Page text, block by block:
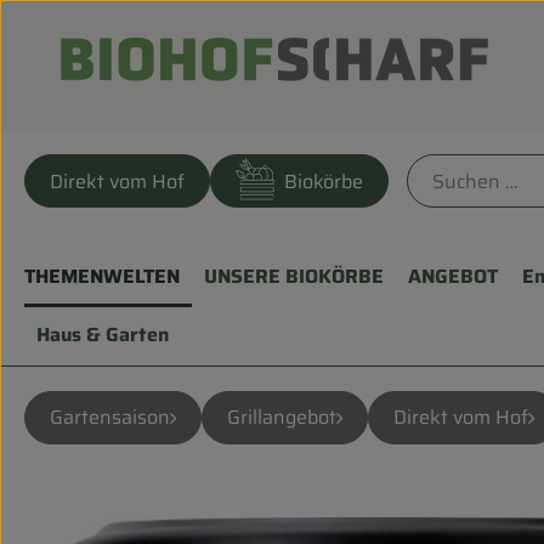
Direkt vom Hof Biokörbe
THEMENWELTEN UNSERE BIOKÖRBE ANGEBOT
Haus & Garten
Gartensaison Grillangebot Direkt vom Hof